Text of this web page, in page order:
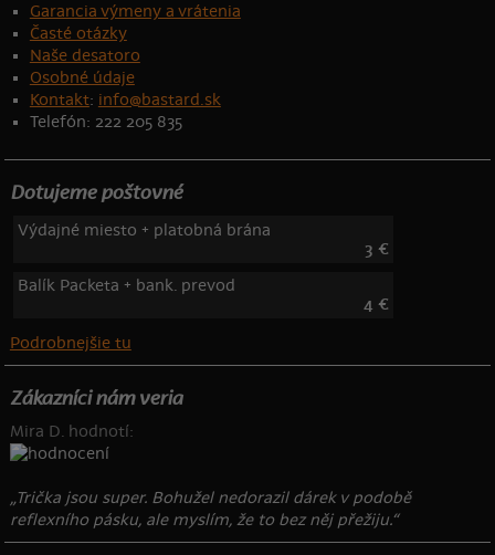
Garancia výmeny a vrátenia
Časté otázky
Naše desatoro
Osobné údaje
Kontakt: info@bastard.sk
Telefón: 222 205 835
Dotujeme poštovné
Výdajné miesto + platobná brána
3 €
Balík Packeta + bank. prevod
4 €
Podrobnejšie tu
Zákazníci nám veria
Mira D. hodnotí:
„Trička jsou super. Bohužel nedorazil dárek v podobě
reflexního pásku, ale myslím, že to bez něj přežiju.“